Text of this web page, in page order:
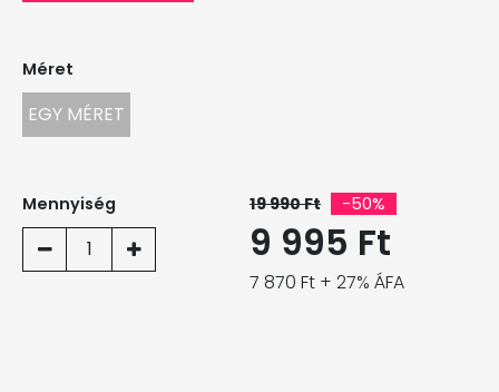
Méret
EGY MÉRET
Mennyiség
1
19 990 Ft -50%
9 995 Ft
7 870 Ft + 27% ÁFA